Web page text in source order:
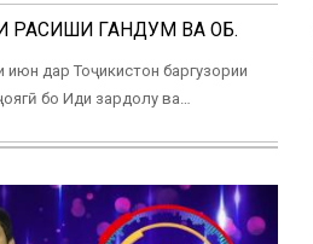
РАСИШИ ГАНДУМ ВА ОБ.
дар Тоҷикистон баргузории
бо Иди зардолу ва…